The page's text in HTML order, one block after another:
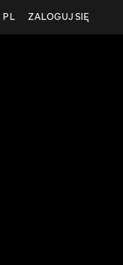
ZALOGUJ SIĘ
PL